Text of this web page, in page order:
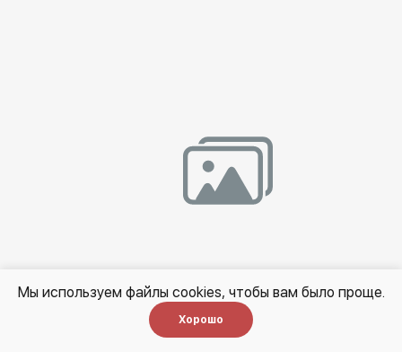
Мы используем файлы cookies, чтобы вам было проще.
Хорошо